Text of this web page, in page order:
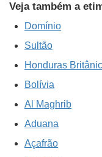
Veja também a
Domínio
Sultão
Honduras
Bolívia
Al Maghrib
Aduana
Açafrão